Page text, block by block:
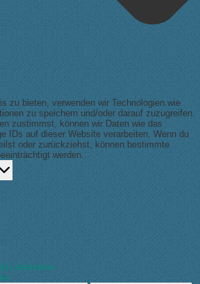
zu bieten, verwenden wir Technologien wie
zu speichern und/oder darauf zuzugreifen.
zustimmst, können wir Daten wie das
IDs auf dieser Website verarbeiten. Wenn du
oder zurückziehst, können bestimmte
werden.
Lieferanten